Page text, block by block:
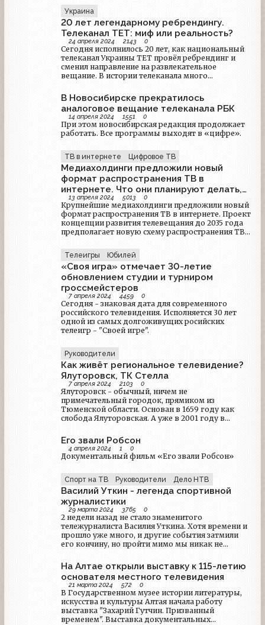
Башкортостан). Следующий конкурс пройдёт 29
мая для трёх городов: Норильск (Красноярский
край), Междуреченск и Берёзовский
(Кемеровская область - Кузбасс)..
Украина
20 лет легендарному ребрендингу.
Телеканал ТЕТ: миф или реальность?
24 апреля 2024 2143 0
Сегодня исполнилось 20 лет, как национальный
телеканал Украины ТЕТ провёл ребрендинг и
сменил направление на развлекательное
вещание. В истории телеканала много
поэтому сегодня мы развеем множество из них и
узнаем много интересного...
В Новосибирске прекратилось
аналоговое вещание телеканала РБК
14 апреля 2024 1551 0
При этом новосибирская редакция продолжает
работать. Все программы выходят в «цифре».
ТВ в интернете Цифровое ТВ
Медиахолдинги предложили новый
формат распространения ТВ в
интернете. Что они планируют делать,
когда зрители стали реже смотреть
телевизор?
13 апреля 2024 5013 0
Крупнейшие медиахолдинги предложили новый
формат распространения ТВ в интернете. Проект
концепции развития телевещания до 2035 года
предполагает новую схему распространения ТВ-
единое приложение с таргетированной рекламой
и дополнительными сервисами.
Телеигры Юбилей
«Своя игра» отмечает 30-летие
обновлением студии и турниром
гроссмейстеров
7 апреля 2024 4459 0
Сегодня - знаковая дата для современного
российского телевидения. Исполняется 30 лет
одной из самых долгоживущих росийских
телеигр - "Своей игре".
Руководители
Как живёт региональное телевидение?
Ялуторовск, ТК Стелла
7 апреля 2024 2103 0
Ялуторовск - обычный, ничем не
примечательный городок, прямиком из
Тюменской области. Основан в 1659 году как
слобода Ялуторовская. А уже в 2001 году в
истории мы и поведуем вам в данной статье...
Его звали Робсон
4 апреля 2024 1 0
Документальный фильм «Его звали Робсон»
Спорт на ТВ Руководители Дело НТВ
Василий Уткин - легенда спортивной
журналистики
29 марта 2024 3765 0
2 недели назад не стало знаменитого
тележурналиста Василия Уткина. Хотя времени и
прошло уже много, и другие события затмили
его кончину, но пройти мимо мы никак не
На Алтае открыли выставку к 115-летию
основателя местного телевидения
21 марта 2024 572 0
В Государственном музее истории литературы,
искусства и культуры Алтая начала работу
выставка "Захарий Гутчин. Призванный
временем". Выставка документальных